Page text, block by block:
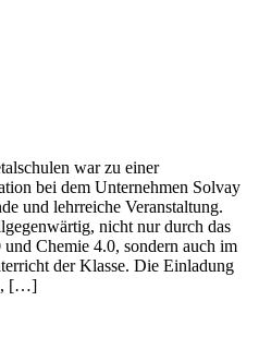
war zu einer
bei dem Unternehmen Solvay
und lehrreiche Veranstaltung.
nicht nur durch das
Chemie 4.0, sondern auch im
der Klasse. Die Einladung
[…]